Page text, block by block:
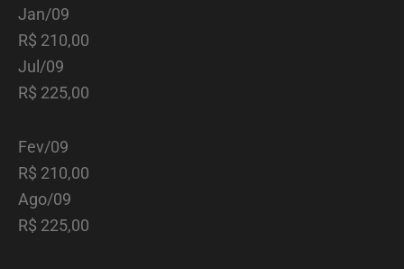
Jan/09
R$ 210,00
Jul/09
R$ 225,00
Fev/09
R$ 210,00
Ago/09
R$ 225,00